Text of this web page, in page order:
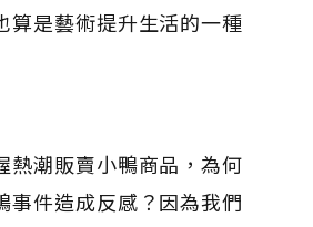
算是藝術提升生活的一種
熱潮販賣小鴨商品，為何
事件造成反感？因為我們